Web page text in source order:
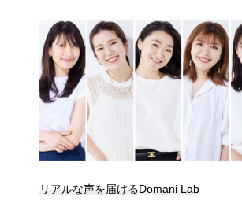
リアルな声を届けるDomani Lab